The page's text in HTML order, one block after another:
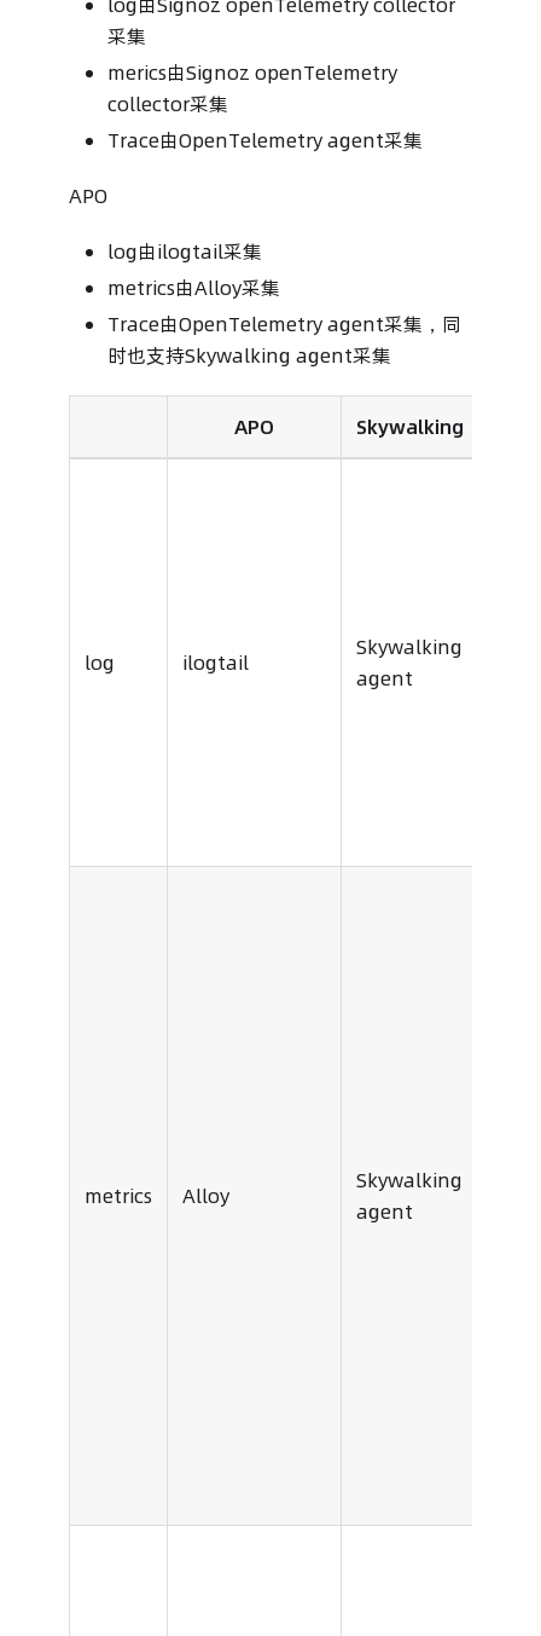
采集
merics由Signoz openTelemetry
collector采集
Trace由OpenTelemetry agent采集
APO
log由ilogtail采集
metrics由Alloy采集
Trace由OpenTelemetry agent采集，同
时也支持Skywalking agent采集
APO Skywalking
log ilogtail
Skywalking
agent
metrics Alloy
Skywalking
agent